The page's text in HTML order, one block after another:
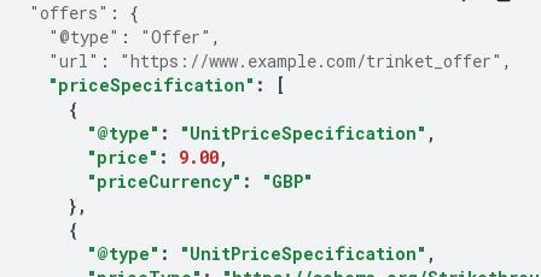
"offers" :
{
"@type" : "Offer" ,
"url" : "https://www.example.com/trinket_offer" ,
"priceSpecification" :
[
{
"@type" : "UnitPriceSpecification" ,
"price" : 9.00,
"priceCurrency" :
"GBP"
},
{
"@type" : "UnitPriceSpecification" ,